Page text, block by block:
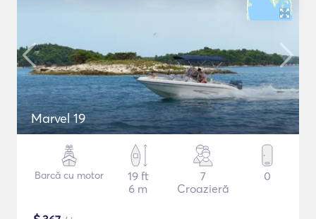
Marvel 19
Barcă cu motor
19 ft
6 m
7
Croazieră
0